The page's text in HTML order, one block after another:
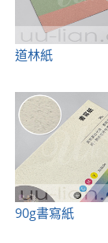
道林紙
90g書寫紙